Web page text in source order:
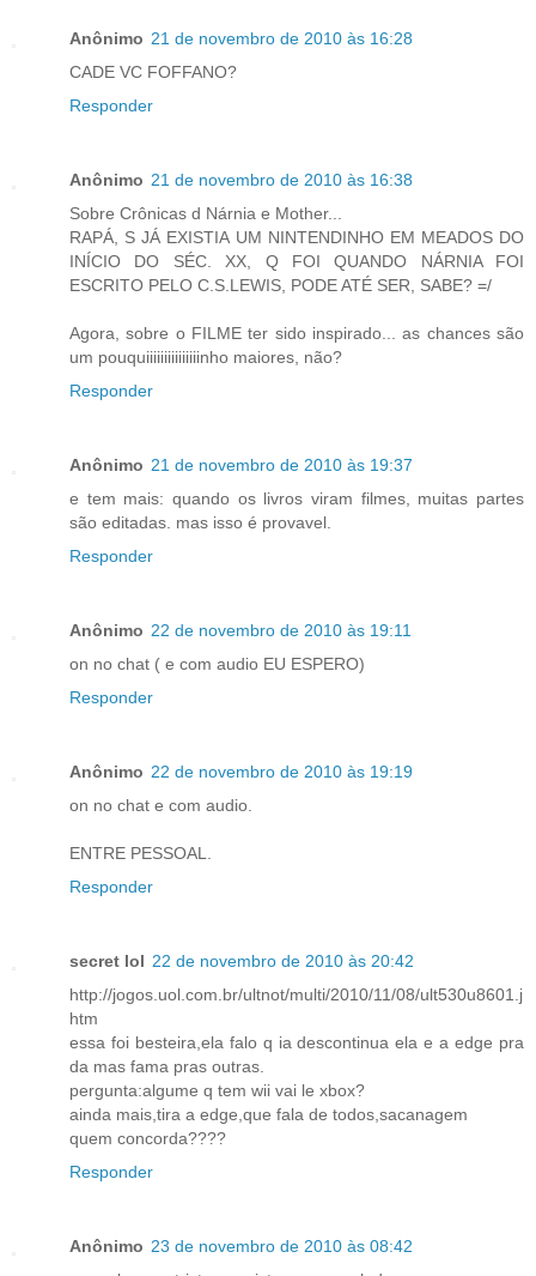
Anônimo 21 de novembro de 2010 às 16:28
CADE VC FOFFANO?
Responder
Anônimo 21 de novembro de 2010 às 16:38
Sobre Crônicas d Nárnia e Mother...
RAPÁ, S JÁ EXISTIA UM NINTENDINHO EM MEADOS DO
INÍCIO DO SÉC. XX, Q FOI QUANDO NÁRNIA FOI
ESCRITO PELO C.S.LEWIS, PODE ATÉ SER, SABE? =/
Agora, sobre o FILME ter sido inspirado... as chances são
um pouquiiiiiiiiiiiiiiinho maiores, não?
Responder
Anônimo 21 de novembro de 2010 às 19:37
e tem mais: quando os livros viram filmes, muitas partes
são editadas. mas isso é provavel.
Responder
Anônimo 22 de novembro de 2010 às 19:11
on no chat ( e com audio EU ESPERO)
Responder
Anônimo 22 de novembro de 2010 às 19:19
on no chat e com audio.
ENTRE PESSOAL.
Responder
secret lol 22 de novembro de 2010 às 20:42
http://jogos.uol.com.br/ultnot/multi/2010/11/08/ult530u8601.j
htm
essa foi besteira,ela falo q ia descontinua ela e a edge pra
da mas fama pras outras.
pergunta:algume q tem wii vai le xbox?
ainda mais,tira a edge,que fala de todos,sacanagem
quem concorda????
Responder
Anônimo 23 de novembro de 2010 às 08:42